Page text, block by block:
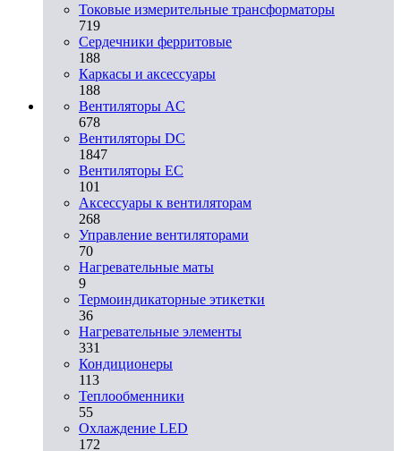
Токовые измерительные трансформаторы
719
Сердечники ферритовые
188
Каркасы и аксессуары
188
Вентиляторы AC
678
Вентиляторы DC
1847
Вентиляторы EC
101
Аксессуары к вентиляторам
268
Управление вентиляторами
70
Нагревательные маты
9
Термоиндикаторные этикетки
36
Нагревательные элементы
331
Кондиционеры
113
Теплообменники
55
Охлаждение LED
172